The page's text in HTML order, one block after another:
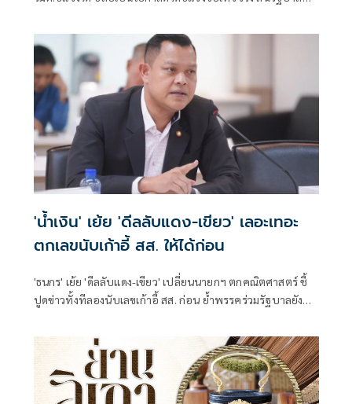
มีแต่น้ำ ไม่มีเนื้อ
'น้ำเงิน' เย้ย 'ดีลลับแดง-เขียว' เลอะเทอะ
ตกเลขนับเก้าอี้ สส. ให้ได้ก่อน
'ธนกร' เย้ย 'ดีลลับแดง-เขียว' เปลี่ยนนายกฯ ตกคณิตศาสตร์ ชี้
ปูดข่าวทั้งทีลองนับเลขเก้าอี้ สส. ก่อน ย้ำพรรคร่วมรัฐบาลยัง